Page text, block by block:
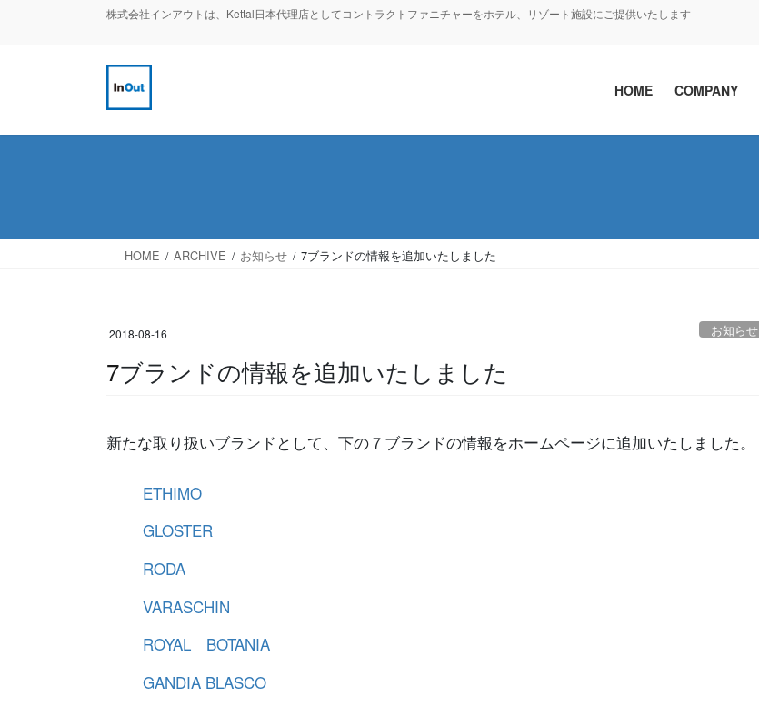
株式会社インアウトは、Kettal日本代理店としてコントラクトファニチャーをホテル、リゾート施設にご提供いたします
HOME COMPANY
HOME ARCHIVE お知らせ 7ブランドの情報を追加いたしました
2018-08-16 お知らせ
7ブランドの情報を追加いたしました
新たな取り扱いブランドとして、下の７ブランドの情報をホームページに追加いたしました。
ETHIMO
GLOSTER
RODA
VARASCHIN
ROYAL BOTANIA
GANDIA BLASCO